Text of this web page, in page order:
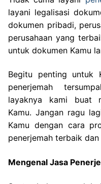
layani legalisasi
dokumen pribadi,
perusahaan yang
untuk dokumen Kamu
Begitu penting untuk
penerjemah
layaknya kami buat
Kamu. Jangan ragu
Kamu dengan cara
penerjemah terbaik dan
Mengenal Jasa